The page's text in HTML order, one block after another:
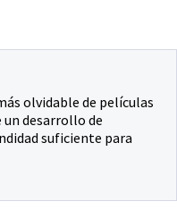
olvidable de películas
un desarrollo de
suficiente para